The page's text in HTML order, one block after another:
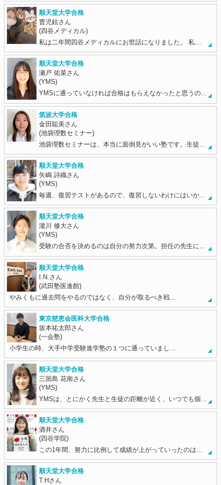
順天堂大学合格
曺児鉉さん
(四谷メディカル)
私は二年間四谷メディカルにお世話になりました。 私…
順天堂大学合格
瀬戸 佑菜さん
(YMS)
YMSに通っていなければ合格はもらえなかったと思うの…
筑波大学合格
金田聡美さん
(池袋理数セミナー)
池袋理数セミナーは、本当に面倒見がいい塾です。生徒…
順天堂大学合格
矢嶋 詩織さん
(YMS)
毎週、復習テストがあるので、復習しないわけにはいか…
順天堂大学合格
瀧川 修大さん
(YMS)
受験の合否を決めるのは自分の努力次第。担任の先生に…
順天堂大学合格
I.N.さん
(武田塾医進館)
やみくもに過去問をやるのではなく、自分が取るべき戦…
東京慈恵会医科大学合格
坂本祐太郎さん
(一会塾)
小学生の時、大手中学受験進学塾の１つに通っていまし…
順天堂大学合格
三箇島 花南さん
(YMS)
YMSは、とにかく先生と生徒の距離が近く、いつでも個…
順天堂大学合格
酒井さん
(四谷学院)
この1年間、努力に比例して成績が上がっていったのは…
順天堂大学合格
T.Hさん